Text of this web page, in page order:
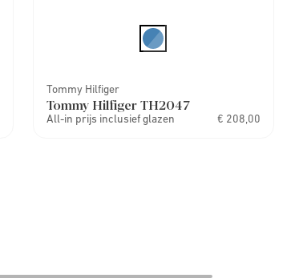
Tommy Hilfiger
Tommy Hilfiger TH2047
All-in prijs inclusief glazen € 208,00